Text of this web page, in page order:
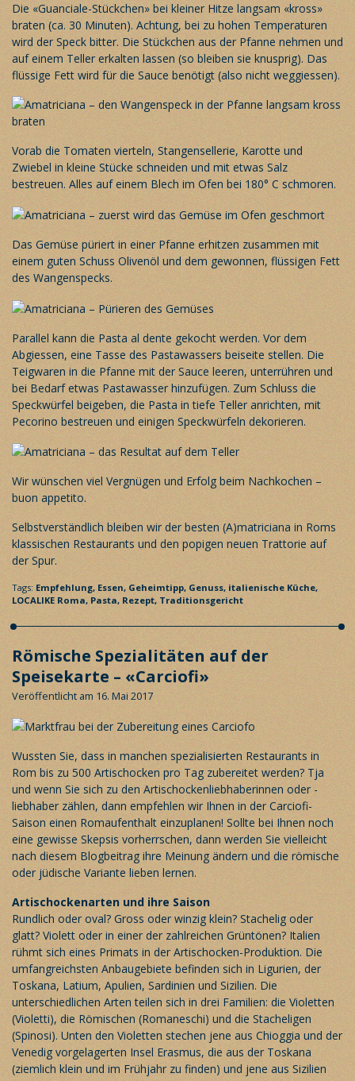
Die «Guanciale-Stückchen» bei kleiner Hitze langsam «kross»
braten (ca. 30 Minuten). Achtung, bei zu hohen Temperaturen
wird der Speck bitter. Die Stückchen aus der Pfanne nehmen und
auf einem Teller erkalten lassen (so bleiben sie knusprig). Das
flüssige Fett wird für die Sauce benötigt (also nicht weggiessen).
Vorab die Tomaten vierteln, Stangensellerie, Karotte und
Zwiebel in kleine Stücke schneiden und mit etwas Salz
bestreuen. Alles auf einem Blech im Ofen bei 180° C schmoren.
Das Gemüse püriert in einer Pfanne erhitzen zusammen mit
einem guten Schuss Olivenöl und dem gewonnen, flüssigen Fett
des Wangenspecks.
Parallel kann die Pasta al dente gekocht werden. Vor dem
Abgiessen, eine Tasse des Pastawassers beiseite stellen. Die
Teigwaren in die Pfanne mit der Sauce leeren, unterrühren und
bei Bedarf etwas Pastawasser hinzufügen. Zum Schluss die
Speckwürfel beigeben, die Pasta in tiefe Teller anrichten, mit
Pecorino bestreuen und einigen Speckwürfeln dekorieren.
Wir wünschen viel Vergnügen und Erfolg beim Nachkochen –
buon appetito.
Selbstverständlich bleiben wir der besten (A)matriciana in Roms
klassischen Restaurants und den popigen neuen Trattorie auf
der Spur.
Tags: Empfehlung, Essen, Geheimtipp, Genuss, italienische Küche,
LOCALIKE Roma, Pasta, Rezept, Traditionsgericht
Römische Spezialitäten auf der
Speisekarte – «Carciofi»
Veröffentlicht am 16. Mai 2017
Wussten Sie, dass in manchen spezialisierten Restaurants in
Rom bis zu 500 Artischocken pro Tag zubereitet werden? Tja
und wenn Sie sich zu den Artischockenliebhaberinnen oder -
liebhaber zählen, dann empfehlen wir Ihnen in der Carciofi-
Saison einen Romaufenthalt einzuplanen! Sollte bei Ihnen noch
eine gewisse Skepsis vorherrschen, dann werden Sie vielleicht
nach diesem Blogbeitrag ihre Meinung ändern und die römische
oder jüdische Variante lieben lernen.
Artischockenarten und ihre Saison
Rundlich oder oval? Gross oder winzig klein? Stachelig oder
glatt? Violett oder in einer der zahlreichen Grüntönen? Italien
rühmt sich eines Primats in der Artischocken-Produktion. Die
umfangreichsten Anbaugebiete befinden sich in Ligurien, der
Toskana, Latium, Apulien, Sardinien und Sizilien. Die
unterschiedlichen Arten teilen sich in drei Familien: die Violetten
(Violetti), die Römischen (Romaneschi) und die Stacheligen
(Spinosi). Unten den Violetten stechen jene aus Chioggia und der
Venedig vorgelagerten Insel Erasmus, die aus der Toskana
(ziemlich klein und im Frühjahr zu finden) und jene aus Sizilien